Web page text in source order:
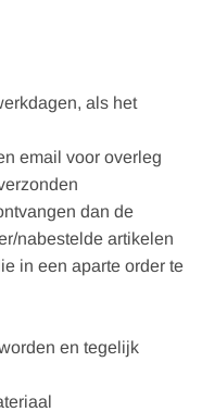
als het
email voor overleg
dan de
nabestelde artikelen
in een aparte order te
en tegelijk